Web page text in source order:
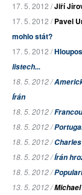
17. 5. 2012 /Jiří
17. 5. 2012 /Pavel
mohlo stát?
17. 5. 2012 /
listech...
18. 5. 2012 /
Írán
18. 5. 2012 /
18. 5. 2012 /
18. 5. 2012 /
18. 5. 2012 /Írán
18. 5. 2012 /
13. 5. 2012 /